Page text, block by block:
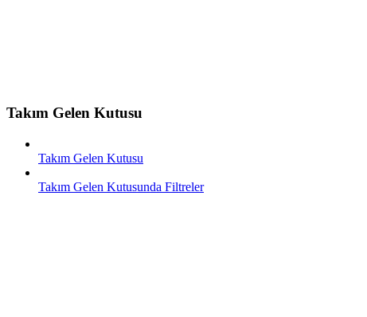
Takım Gelen Kutusu
Takım Gelen Kutusu
Takım Gelen Kutusunda Filtreler